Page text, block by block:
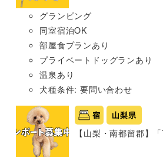
グランピング
同室宿泊OK
部屋食プランあり
プライベートドッグランあり
温泉あり
犬種条件: 要問い合わせ
宿 山梨県
【山梨・南都留郡】